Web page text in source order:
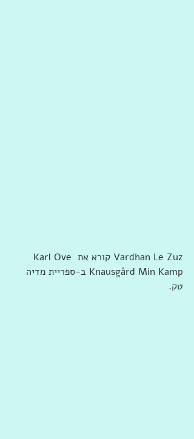
‏‎Vardhan Le Zuz‎‏ ‏‏קורא את ‏‎Karl Ove
Knausgård Min Kamp‎‏ ב-‏ספריית מדיה
טק‏.